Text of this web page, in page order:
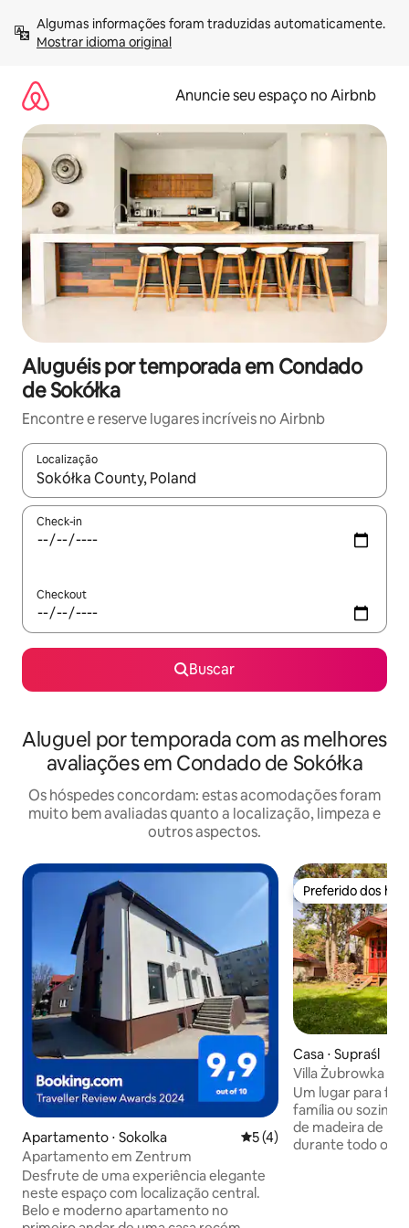
para
Mostrar idioma original
Anuncie seu espaço no Airbnb
Aluguéis por temporada em Condado
de Sokółka
Encontre e reserve lugares incríveis no Airbnb
Localização
Quando os resultados estiverem disponíveis, explore-os
Check-in
Checkout
Buscar
Aluguel por temporada com as melhores
avaliações em Condado de Sokółka
Os hóspedes concordam: estas acomodações foram
muito bem avaliadas quanto a localização, limpeza e
outros aspectos.
Apartamento ⋅ Sokolka 5 de uma avaliação média
5 (4)
Apartamento em Zentrum
Desfrute de uma experiência elegante
neste espaço com localização central.
Belo e moderno apartamento no
Preferido dos
Preferido dos
Casa ⋅ Supraśl
Villa Żubrowka
Um lugar para
família ou
de madeira de
durante todo o